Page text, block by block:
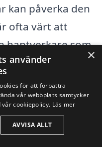
kan påverka den
ofta värt att
hantverkare som
och en smidig
att begära
som
×
använder
för att förbättra
vår webbplats samtycker
cookiepolicy. Läs mer
AVVISA ALLT